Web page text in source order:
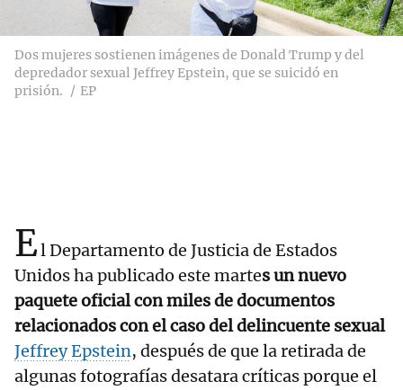
Dos mujeres sostienen imágenes de Donald Trump y del
depredador sexual Jeffrey Epstein, que se suicidó en
prisión.
EP
El Departamento de Justicia de Estados
Unidos ha publicado este martes un nuevo
paquete oficial con miles de documentos
relacionados con el caso del delincuente sexual
Jeffrey Epstein, después de que la retirada de
algunas fotografías desatara críticas porque el